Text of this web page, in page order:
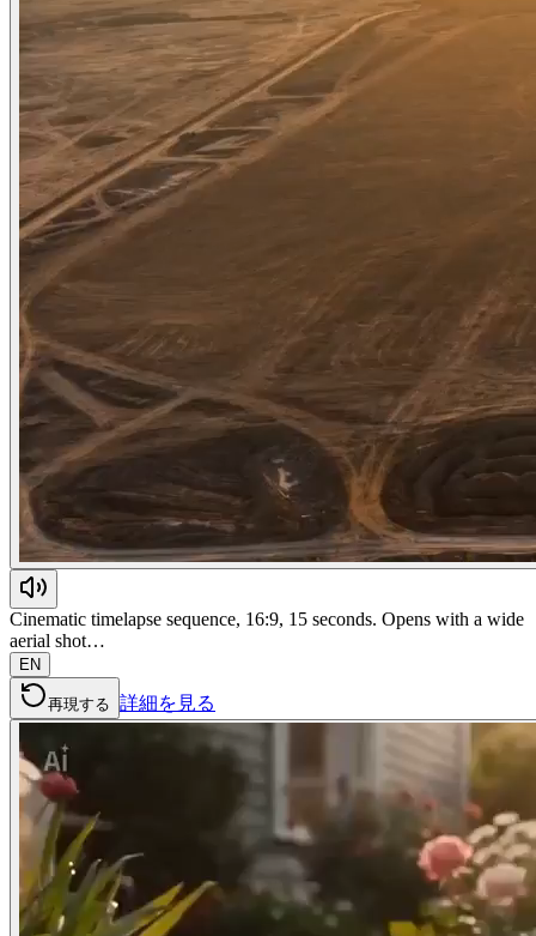
Cinematic timelapse sequence, 16:9, 15 seconds. Opens with a wide
aerial shot…
EN
再現する 詳細を見る